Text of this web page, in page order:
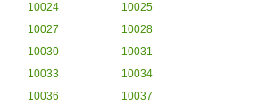
10024
10025
10027
10028
10030
10031
10033
10034
10036
10037